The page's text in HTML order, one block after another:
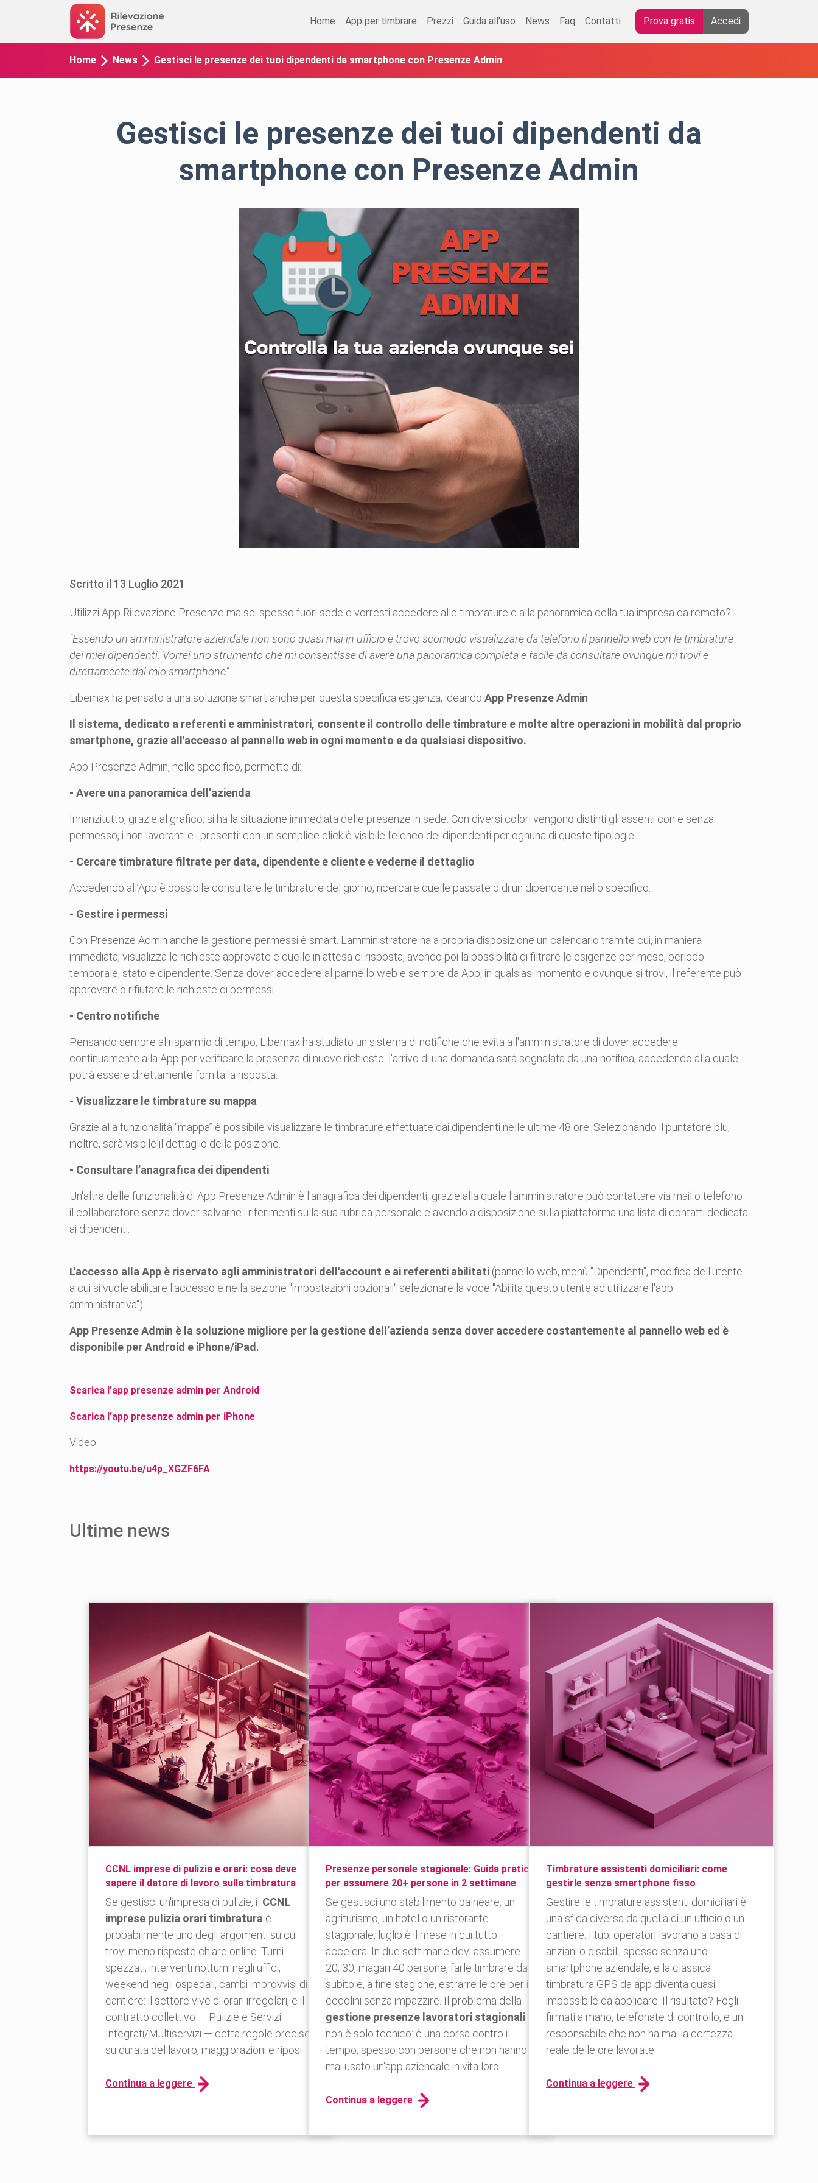
Home App per timbrare Prezzi Guida all'uso News Faq Contatti Prova gratis Accedi
Home News Gestisci le presenze dei tuoi dipendenti da smartphone con Presenze Admin
Gestisci le presenze dei tuoi dipendenti da
smartphone con Presenze Admin
Scritto il 13 Luglio 2021
Utilizzi App Rilevazione Presenze ma sei spesso fuori sede e vorresti accedere alle timbrature e alla panoramica della tua impresa da remoto?
"Essendo un amministratore aziendale non sono quasi mai in ufficio e trovo scomodo visualizzare da telefono il pannello web con le timbrature
dei miei dipendenti. Vorrei uno strumento che mi consentisse di avere una panoramica completa e facile da consultare ovunque mi trovi e
direttamente dal mio smartphone".
Libemax ha pensato a una soluzione smart anche per questa specifica esigenza, ideando App Presenze Admin
Il sistema, dedicato a referenti e amministratori, consente il controllo delle timbrature e molte altre operazioni in mobilità dal proprio
smartphone, grazie all'accesso al pannello web in ogni momento e da qualsiasi dispositivo.
App Presenze Admin, nello specifico, permette di:
- Avere una panoramica dell’azienda
Innanzitutto, grazie al grafico, si ha la situazione immediata delle presenze in sede. Con diversi colori vengono distinti gli assenti con e senza
permesso, i non lavoranti e i presenti: con un semplice click è visibile l’elenco dei dipendenti per ognuna di queste tipologie.
- Cercare timbrature filtrate per data, dipendente e cliente e vederne il dettaglio
Accedendo all’App è possibile consultare le timbrature del giorno, ricercare quelle passate o di un dipendente nello specifico.
- Gestire i permessi
Con Presenze Admin anche la gestione permessi è smart. L'amministratore ha a propria disposizione un calendario tramite cui, in maniera
immediata, visualizza le richieste approvate e quelle in attesa di risposta, avendo poi la possibilità di filtrare le esigenze per mese, periodo
temporale, stato e dipendente. Senza dover accedere al pannello web e sempre da App, in qualsiasi momento e ovunque si trovi, il referente può
approvare o rifiutare le richieste di permessi.
- Centro notifiche
Pensando sempre al risparmio di tempo, Libemax ha studiato un sistema di notifiche che evita all'amministratore di dover accedere
continuamente alla App per verificare la presenza di nuove richieste: l'arrivo di una domanda sarà segnalata da una notifica, accedendo alla quale
potrà essere direttamente fornita la risposta.
- Visualizzare le timbrature su mappa
Grazie alla funzionalità “mappa” è possibile visualizzare le timbrature effettuate dai dipendenti nelle ultime 48 ore. Selezionando il puntatore blu,
inoltre, sarà visibile il dettaglio della posizione.
- Consultare l’anagrafica dei dipendenti
Un'altra delle funzionalità di App Presenze Admin è l'anagrafica dei dipendenti, grazie alla quale l'amministratore può contattare via mail o telefono
il collaboratore senza dover salvarne i riferimenti sulla sua rubrica personale e avendo a disposizione sulla piattaforma una lista di contatti dedicata
ai dipendenti.
L'accesso alla App è riservato agli amministratori dell'account e ai referenti abilitati (pannello web, menù "Dipendenti", modifica dell'utente
a cui si vuole abilitare l'accesso e nella sezione "impostazioni opzionali" selezionare la voce "Abilita questo utente ad utilizzare l'app
amministrativa").
App Presenze Admin è la soluzione migliore per la gestione dell’azienda senza dover accedere costantemente al pannello web ed è
disponibile per Android e iPhone/iPad.
Scarica l'app presenze admin per Android
Scarica l'app presenze admin per iPhone
Video
https://youtu.be/u4p_XGZF6FA
Ultime news
CCNL imprese di pulizia e orari: cosa deve
sapere il datore di lavoro sulla timbratura
Se gestisci un'impresa di pulizie, il CCNL
imprese pulizia orari timbratura è
probabilmente uno degli argomenti su cui
trovi meno risposte chiare online. Turni
spezzati, interventi notturni negli uffici,
weekend negli ospedali, cambi improvvisi di
cantiere: il settore vive di orari irregolari, e il
contratto collettivo — Pulizie e Servizi
Integrati/Multiservizi — detta regole precise
su durata del lavoro, maggiorazioni e riposi
Continua a leggere
Presenze personale stagionale: Guida pratica
per assumere 20+ persone in 2 settimane
Se gestisci uno stabilimento balneare, un
agriturismo, un hotel o un ristorante
stagionale, luglio è il mese in cui tutto
accelera. In due settimane devi assumere
20, 30, magari 40 persone, farle timbrare da
subito e, a fine stagione, estrarre le ore per i
cedolini senza impazzire. Il problema della
gestione presenze lavoratori stagionali
non è solo tecnico: è una corsa contro il
tempo, spesso con persone che non hanno
mai usato un'app aziendale in vita loro.
Continua a leggere
Timbrature assistenti domiciliari: come
gestirle senza smartphone fisso
Gestire le timbrature assistenti domiciliari è
una sfida diversa da quella di un ufficio o un
cantiere. I tuoi operatori lavorano a casa di
anziani o disabili, spesso senza uno
smartphone aziendale, e la classica
timbratura GPS da app diventa quasi
impossibile da applicare. Il risultato? Fogli
firmati a mano, telefonate di controllo, e un
responsabile che non ha mai la certezza
reale delle ore lavorate.
Continua a leggere